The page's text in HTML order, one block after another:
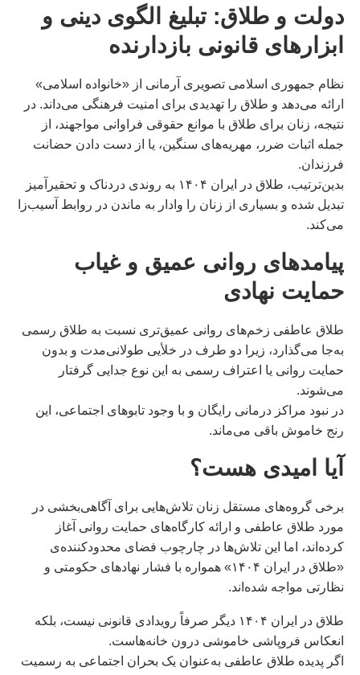
دولت و طلاق: تبلیغ الگوی دینی و
ابزارهای قانونی بازدارنده
نظام جمهوری اسلامی تصویری آرمانی از «خانواده اسلامی»
ارائه می‌دهد و طلاق را تهدیدی برای امنیت فرهنگی می‌داند. در
نتیجه، زنان برای طلاق با موانع حقوقی فراوانی مواجهند، از
جمله اثبات ضرر، مهریه‌های سنگین، یا از دست دادن حضانت
فرزندان.
بدین‌ترتیب، طلاق در ایران ۱۴۰۴ به روندی دردناک و تحقیرآمیز
تبدیل شده و بسیاری از زنان را وادار به ماندن در روابط آسیب‌زا
می‌کند.
پیامدهای روانی عمیق و غیاب
حمایت نهادی
طلاق عاطفی زخم‌های روانی عمیق‌تری نسبت به طلاق رسمی
به‌جا می‌گذارد، زیرا دو طرف در خلأیی طولانی‌مدت و بدون
حمایت روانی یا اعتراف رسمی به این نوع جدایی گرفتار
می‌شوند.
در نبود مراکز درمانی رایگان و با وجود تابوهای اجتماعی، این
رنج خاموش باقی می‌ماند.
آیا امیدی هست؟
برخی گروه‌های مستقل زنان تلاش‌هایی برای آگاهی‌بخشی در
مورد طلاق عاطفی و ارائه کارگاه‌های حمایت روانی آغاز
کرده‌اند، اما این تلاش‌ها در چارچوب فضای محدودکننده‌ی
«طلاق در ایران ۱۴۰۴» همواره با فشار نهادهای حکومتی و
نظارتی مواجه شده‌اند.
طلاق در ایران ۱۴۰۴ دیگر صرفاً رویدادی قانونی نیست، بلکه
انعکاس فروپاشی خاموشی درون خانه‌هاست.
اگر پدیده طلاق عاطفی به‌عنوان یک بحران اجتماعی به رسمیت